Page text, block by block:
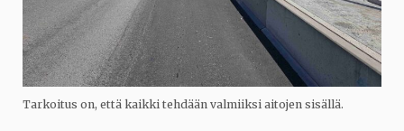
Tarkoitus on, että kaikki tehdään valmiiksi aitojen sisällä.